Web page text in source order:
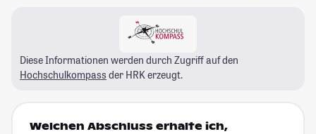
Diese Informationen werden durch Zugriff auf den
Hochschulkompass der HRK erzeugt.
Welchen Abschluss erhalte ich,